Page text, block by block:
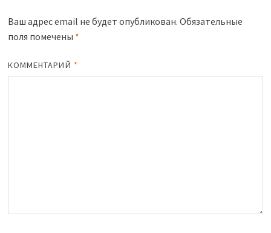
Ваш адрес email не будет опубликован. Обязательные
поля помечены *
КОММЕНТАРИЙ *